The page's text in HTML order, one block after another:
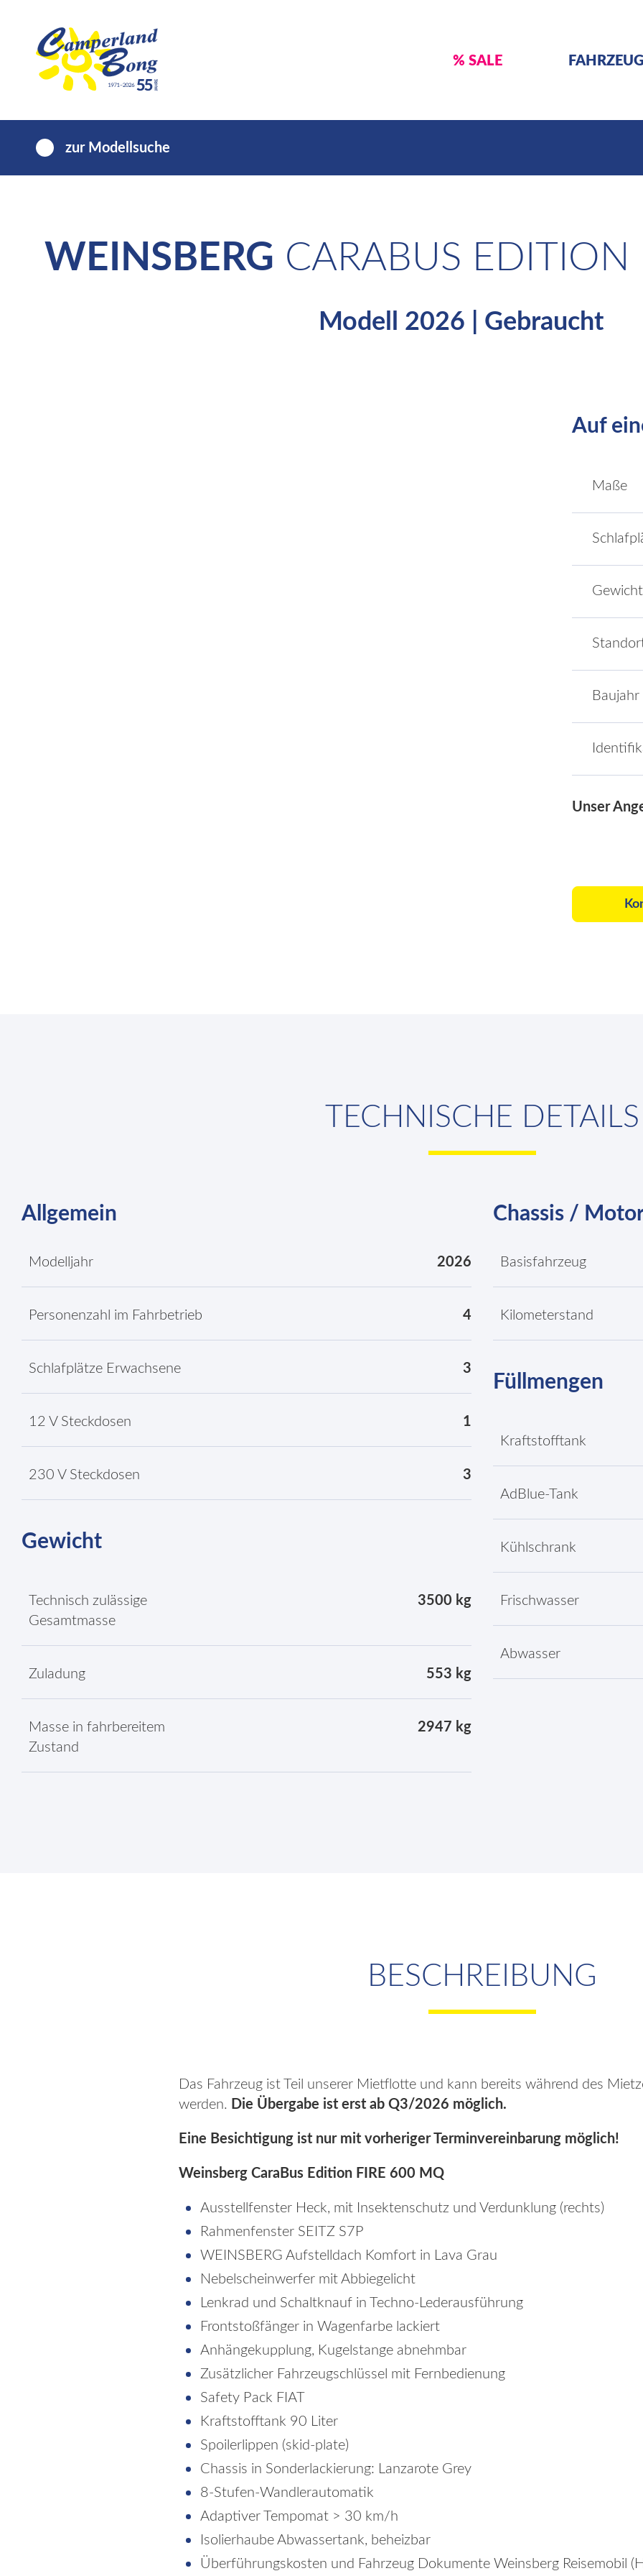
% SALE
zur Modellsuche
WEINSBERG CARABUS
Modell 2026 | Gebraucht
Auf
Maße
Gewicht
Baujahr
Unser
TECHNISCHE DETAILS
Allgemein
Modelljahr 2026
Personenzahl im Fahrbetrieb 4
Schlafplätze Erwachsene 3
12 V Steckdosen 1
230 V Steckdosen 3
Gewicht
Technisch zulässige
Gesamtmasse
3500 kg
Zuladung 553 kg
Masse in fahrbereitem
Zustand
2947 kg
Chassis /
Basisfahrzeug
Kilometerstand
Füllmengen
Kraftstofftank
AdBlue-Tank
Kühlschrank
Frischwasser
Abwasser
BESCHREIBUNG
Das Fahrzeug ist Teil unserer Mietflotte und kann bereits während des
werden. Die Übergabe ist erst ab Q3/2026 möglich.
Eine Besichtigung ist nur mit vorheriger Terminvereinbarung möglich!
Weinsberg CaraBus Edition FIRE 600 MQ
Ausstellfenster Heck, mit Insektenschutz und Verdunklung (rechts)
Rahmenfenster SEITZ S7P
WEINSBERG Aufstelldach Komfort in Lava Grau
Nebelscheinwerfer mit Abbiegelicht
Lenkrad und Schaltknauf in Techno-Lederausführung
Frontstoßfänger in Wagenfarbe lackiert
Anhängekupplung, Kugelstange abnehmbar
Zusätzlicher Fahrzeugschlüssel mit Fernbedienung
Safety Pack FIAT
Kraftstofftank 90 Liter
Spoilerlippen (skid-plate)
Chassis in Sonderlackierung: Lanzarote Grey
8-Stufen-Wandlerautomatik
Adaptiver Tempomat > 30 km/h
Isolierhaube Abwassertank, beheizbar
Überführungskosten und Fahrzeug Dokumente Weinsberg Reisemobil